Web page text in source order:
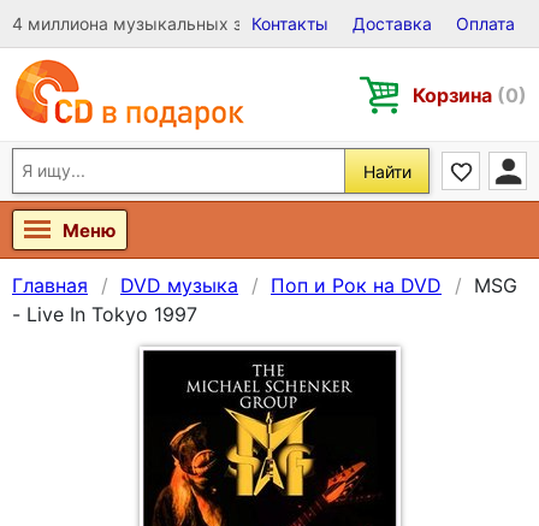
4 миллиона музыкальных записей на Виниле, CD и DVD
Контакты Доставка Оплата
Корзина (0)
Найти
Меню
Главная DVD музыка Поп и Рок на DVD
MSG
- Live In Tokyo 1997